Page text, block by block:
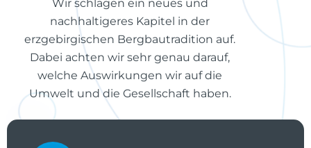
Wir schlagen ein neues und
nachhaltigeres Kapitel in der
erzgebirgischen Bergbautradition auf.
Dabei achten wir sehr genau darauf,
welche Auswirkungen wir auf die
Umwelt und die Gesellschaft haben.